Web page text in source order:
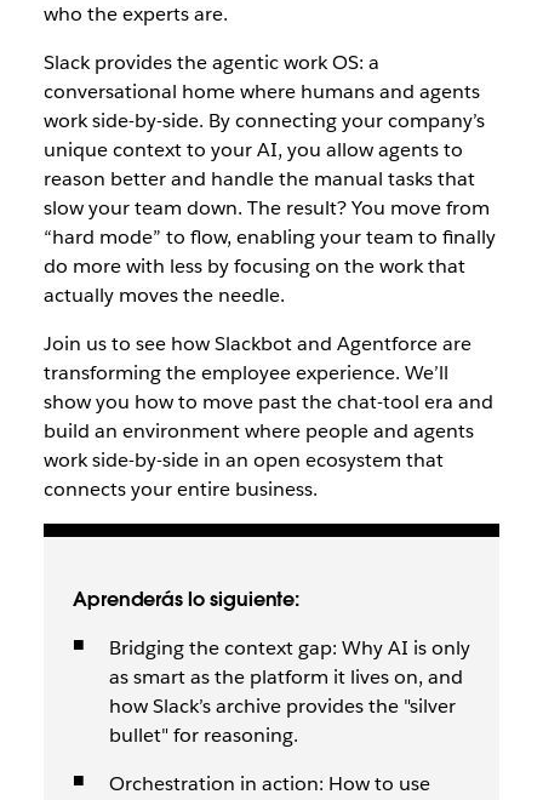
who the experts are.
Slack provides the agentic work OS: a
conversational home where humans and agents
work side-by-side. By connecting your company’s
unique context to your AI, you allow agents to
reason better and handle the manual tasks that
slow your team down. The result? You move from
“hard mode” to flow, enabling your team to finally
do more with less by focusing on the work that
actually moves the needle.
Join us to see how Slackbot and Agentforce are
transforming the employee experience. We’ll
show you how to move past the chat-tool era and
build an environment where people and agents
work side-by-side in an open ecosystem that
connects your entire business.
Aprenderás lo siguiente:
Bridging the context gap: Why AI is only
as smart as the platform it lives on, and
how Slack’s archive provides the "silver
bullet" for reasoning.
Orchestration in action: How to use